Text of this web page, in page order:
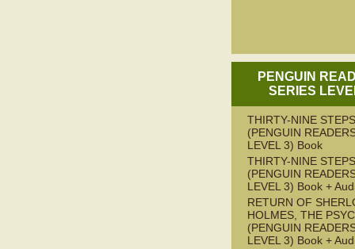
PENGUIN
SERIES
THIRTY-NINE
(PENGUIN
LEVEL 3) Book
THIRTY-NINE
(PENGUIN
LEVEL 3) Book +
RETURN OF
HOLMES, THE
(PENGUIN
LEVEL 3) Book +